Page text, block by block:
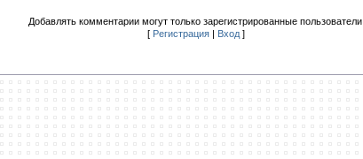
Добавлять комментарии могут только зарегистрированные пользователи.
[ Регистрация | Вход ]